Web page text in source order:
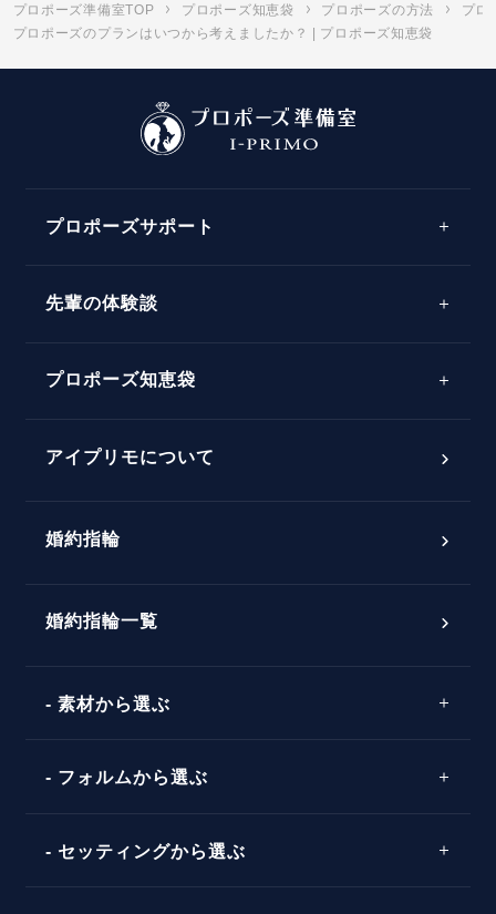
プロポーズ準備室TOP プロポーズ知恵袋 プロポーズの方法
プロ
プロポーズのプランはいつから考えましたか？ | プロポーズ知恵袋
プロポーズサポート
プロポーズアイテム
パーフェクトプロポーズリング
婚約指輪マッチング診断
先輩の体験談
プロポーズ知恵袋
ダイヤモンドの品質とは？
タイミング
アイプリモについて
婚約指輪
婚約指輪一覧
素材から選ぶ
プラチナ
フォルムから選ぶ
ストレートライン
セッティングから選ぶ